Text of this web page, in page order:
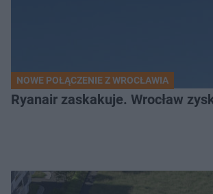
NOWE POŁĄCZENIE Z WROCŁAWIA
Ryanair zaskakuje. Wrocław